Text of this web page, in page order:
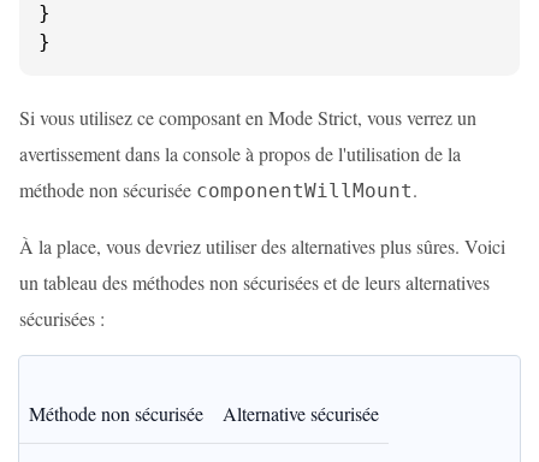
}
}
Si vous utilisez ce composant en Mode Strict, vous verrez un
avertissement dans la console à propos de l'utilisation de la
méthode non sécurisée componentWillMount.
À la place, vous devriez utiliser des alternatives plus sûres. Voici
un tableau des méthodes non sécurisées et de leurs alternatives
sécurisées :
Méthode non sécurisée Alternative sécurisée